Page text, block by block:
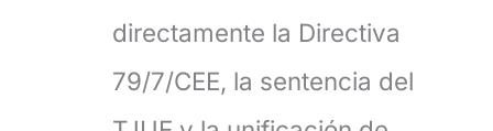
directamente la Directiva
79/7/CEE, la sentencia del